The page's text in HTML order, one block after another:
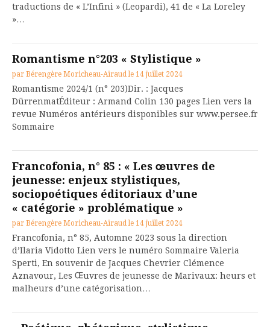
traductions de « L’Infini » (Leopardi), 41 de « La Loreley
»…
Romantisme n°203 « Stylistique »
par Bérengère Moricheau-Airaud le 14 juillet 2024
Romantisme 2024/1 (n° 203)Dir. : Jacques
DürrenmatÉditeur : Armand Colin 130 pages Lien vers la
revue Numéros antérieurs disponibles sur www.persee.fr
Sommaire
Francofonia, n° 85 : « Les œuvres de
jeunesse: enjeux stylistiques,
sociopoétiques éditoriaux d’une
« catégorie » problématique »
par Bérengère Moricheau-Airaud le 14 juillet 2024
Francofonia, n° 85, Automne 2023 sous la direction
d’Ilaria Vidotto Lien vers le numéro Sommaire Valeria
Sperti, En souvenir de Jacques Chevrier Clémence
Aznavour, Les Œuvres de jeunesse de Marivaux: heurs et
malheurs d’une catégorisation…